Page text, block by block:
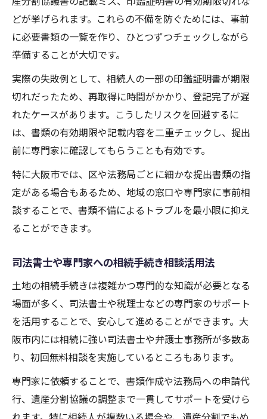
どが挙げられます。これらの不備を防ぐためには、事前
に必要書類の一覧を作り、ひとつずつチェックしながら
準備することが大切です。
実際の失敗例として、相続人の一部の印鑑証明書が期限
切れだったため、再取得に時間がかかり、登記完了が遅
れたケースがあります。こうしたリスクを回避するに
は、書類の有効期限や記載内容を二重チェックし、提出
前に専門家に確認してもらうことも有効です。
特に大阪市では、区や法務局ごとに細かな提出書類の指
定がある場合もあるため、地域の窓口や専門家に事前相
談することで、書類不備によるトラブルを最小限に抑え
ることができます。
司法書士や専門家への相続手続き相談活用法
土地の相続手続きは複雑かつ専門的な知識が必要となる
場面が多く、司法書士や税理士などの専門家のサポート
を活用することで、安心して進めることができます。大
阪市内には相続に強い司法書士や弁護士事務所が多数あ
り、初回無料相談を実施しているところもあります。
専門家に依頼することで、書類作成や法務局への申請代
行、遺産分割協議の調整まで一貫してサポートを受けら